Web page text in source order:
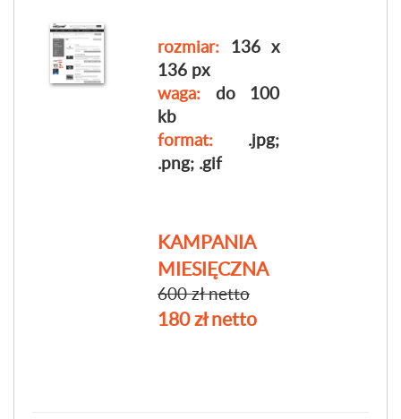
rozmiar: 136 x
136 px
waga: do 100
kb
format: .jpg;
.png; .gif
KAMPANIA
MIESIĘCZNA
600 zł netto
180 zł netto